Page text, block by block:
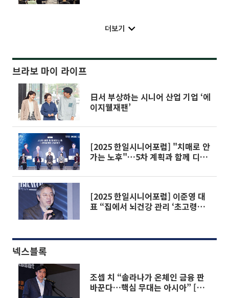
더보기
브라보 마이 라이프
日서 부상하는 시니어 산업 기업 ‘에
이지웰재팬’
[2025 한일시니어포럼] "치매로 안
가는 노후"…5차 계획과 함께 디지
[2025 한일시니어포럼] 이준영 대
표 “집에서 뇌건강 관리 ‘초고령사
넥스블록
조셉 치 “솔라나가 온체인 금융 판
바꾼다…핵심 무대는 아시아” [디지